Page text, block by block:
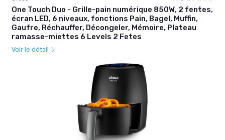
One Touch Duo - Grille-pain numérique 850W, 2 fentes,
écran LED, 6 niveaux, fonctions Pain, Bagel, Muffin,
Gaufre, Réchauffer, Décongeler, Mémoire, Plateau
ramasse-miettes 6 Levels 2 Fetes
Voir le détail